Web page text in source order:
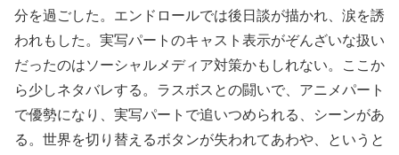
分を過ごした。エンドロールでは後日談が描かれ、涙を誘
われもした。実写パートのキャスト表示がぞんざいな扱い
だったのはソーシャルメディア対策かもしれない。ここか
ら少しネタバレする。ラスボスとの闘いで、アニメパート
で優勢になり、実写パートで追いつめられる、シーンがあ
る。世界を切り替えるボタンが失われてあわや、というと